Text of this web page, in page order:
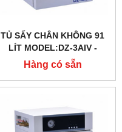
TỦ SẤY CHÂN KHÔNG 91
LÍT MODEL:DZ-3AIV -
TAISITELAB
Hàng có sẵn